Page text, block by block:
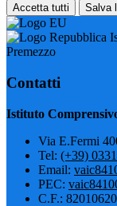
Accetta tutti Salva
Premezzo
Contatti
Istituto
Via E.Fermi
Tel: (+39)
Email:
PEC:
C.F.: